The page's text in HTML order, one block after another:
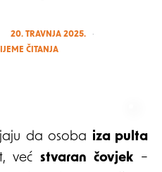
20. TRAVNJA 2025.
ČITANJA
da osoba iza pulta
već stvaran čovjek –